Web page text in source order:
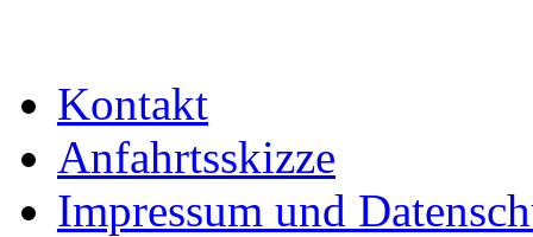
Kontakt
Anfahrtsskizze
Impressum und